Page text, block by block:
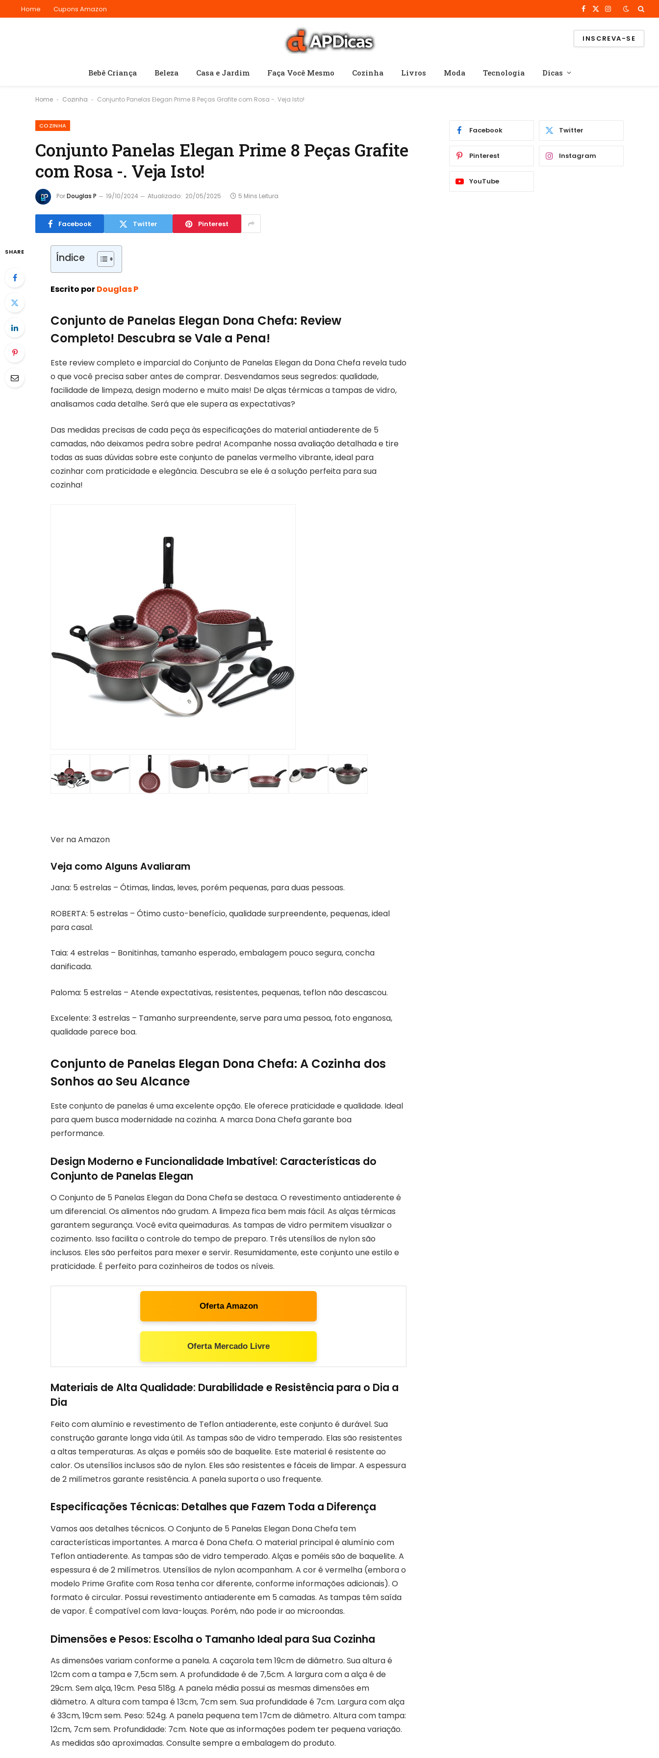
Home Cupons Amazon Facebook
X
Instagram
INSCREVA-SE
Bebê Criança Beleza Casa e Jardim Faça Você Mesmo Cozinha Livros Moda Tecnologia Dicas
Home - Cozinha - Conjunto Panelas Elegan Prime 8 Peças Grafite com Rosa -. Veja Isto!
COZINHA
Conjunto Panelas Elegan Prime 8 Peças Grafite
com Rosa -. Veja Isto!
PorDouglas P 19/10/2024 Atualizado: 20/05/2025 5 Mins Leitura
Facebook Twitter Pinterest
SHARE Índice
Escrito porDouglas P
Conjunto de Panelas Elegan Dona Chefa: Review
Completo! Descubra se Vale a Pena!
Este review completo e imparcial do Conjunto de Panelas Elegan da Dona Chefa revela tudo
o que você precisa saber antes de comprar. Desvendamos seus segredos: qualidade,
facilidade de limpeza, design moderno e muito mais! De alças térmicas a tampas de vidro,
analisamos cada detalhe. Será que ele supera as expectativas?
Das medidas precisas de cada peça às especificações do material antiaderente de 5
camadas, não deixamos pedra sobre pedra! Acompanhe nossa avaliação detalhada e tire
todas as suas dúvidas sobre este conjunto de panelas vermelho vibrante, ideal para
cozinhar com praticidade e elegância. Descubra se ele é a solução perfeita para sua
cozinha!
Ver na Amazon
Veja como Alguns Avaliaram
Jana: 5 estrelas – Ótimas, lindas, leves, porém pequenas, para duas pessoas.
ROBERTA: 5 estrelas – Ótimo custo-benefício, qualidade surpreendente, pequenas, ideal
para casal.
Taia: 4 estrelas – Bonitinhas, tamanho esperado, embalagem pouco segura, concha
danificada.
Paloma: 5 estrelas – Atende expectativas, resistentes, pequenas, teflon não descascou.
Excelente: 3 estrelas – Tamanho surpreendente, serve para uma pessoa, foto enganosa,
qualidade parece boa.
Conjunto de Panelas Elegan Dona Chefa: A Cozinha dos
Sonhos ao Seu Alcance
Este conjunto de panelas é uma excelente opção. Ele oferece praticidade e qualidade. Ideal
para quem busca modernidade na cozinha. A marca Dona Chefa garante boa
performance.
Design Moderno e Funcionalidade Imbatível: Características do
Conjunto de Panelas Elegan
O Conjunto de 5 Panelas Elegan da Dona Chefa se destaca. O revestimento antiaderente é
um diferencial. Os alimentos não grudam. A limpeza fica bem mais fácil. As alças térmicas
garantem segurança. Você evita queimaduras. As tampas de vidro permitem visualizar o
cozimento. Isso facilita o controle do tempo de preparo. Três utensílios de nylon são
inclusos. Eles são perfeitos para mexer e servir. Resumidamente, este conjunto une estilo e
praticidade. É perfeito para cozinheiros de todos os níveis.
Oferta Amazon
Oferta Mercado Livre
Materiais de Alta Qualidade: Durabilidade e Resistência para o Dia a
Dia
Feito com alumínio e revestimento de Teflon antiaderente, este conjunto é durável. Sua
construção garante longa vida útil. As tampas são de vidro temperado. Elas são resistentes
a altas temperaturas. As alças e poméis são de baquelite. Este material é resistente ao
calor. Os utensílios inclusos são de nylon. Eles são resistentes e fáceis de limpar. A espessura
de 2 milímetros garante resistência. A panela suporta o uso frequente.
Especificações Técnicas: Detalhes que Fazem Toda a Diferença
Vamos aos detalhes técnicos. O Conjunto de 5 Panelas Elegan Dona Chefa tem
características importantes. A marca é Dona Chefa. O material principal é alumínio com
Teflon antiaderente. As tampas são de vidro temperado. Alças e poméis são de baquelite. A
espessura é de 2 milímetros. Utensílios de nylon acompanham. A cor é vermelha (embora o
modelo Prime Grafite com Rosa tenha cor diferente, conforme informações adicionais). O
formato é circular. Possui revestimento antiaderente em 5 camadas. As tampas têm saída
de vapor. É compatível com lava-louças. Porém, não pode ir ao microondas.
Dimensões e Pesos: Escolha o Tamanho Ideal para Sua Cozinha
As dimensões variam conforme a panela. A caçarola tem 19cm de diâmetro. Sua altura é
12cm com a tampa e 7,5cm sem. A profundidade é de 7,5cm. A largura com a alça é de
29cm. Sem alça, 19cm. Pesa 518g. A panela média possui as mesmas dimensões em
diâmetro. A altura com tampa é 13cm, 7cm sem. Sua profundidade é 7cm. Largura com alça
é 33cm, 19cm sem. Peso: 524g. A panela pequena tem 17cm de diâmetro. Altura com tampa:
12cm, 7cm sem. Profundidade: 7cm. Note que as informações podem ter pequena variação.
As medidas são aproximadas. Consulte sempre a embalagem do produto.
Facebook Twitter
Pinterest Instagram
YouTube